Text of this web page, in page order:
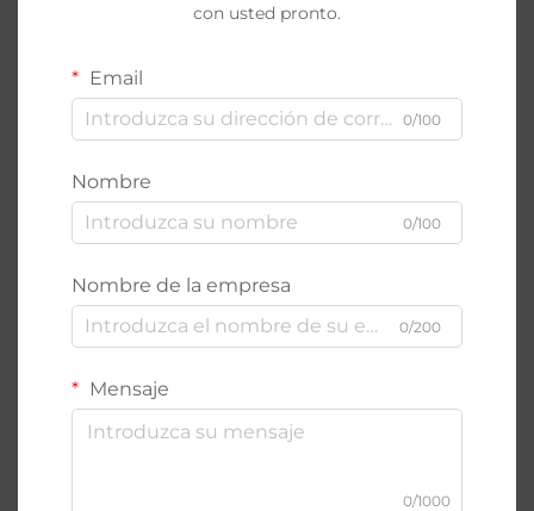
con usted pronto.
Email
0/100
Nombre
0/100
Nombre de la empresa
0/200
Mensaje
0/1000